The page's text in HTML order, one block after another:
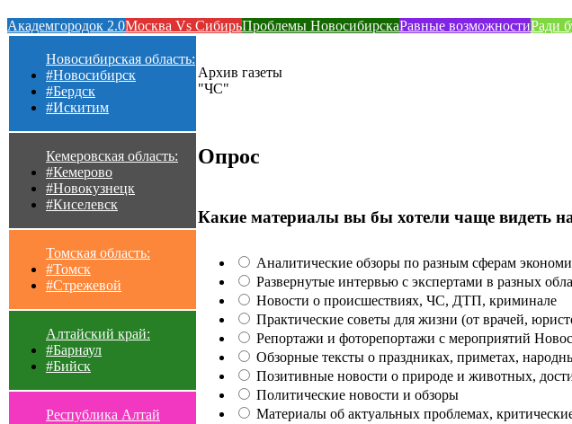
Академгородок 2.0Москва Vs СибирьПроблемы НовосибирскаРавные возможностиРади
Новосибирская область:
#Новосибирск
#Бердск
#Искитим
Кемеровская область:
#Кемерово
#Новокузнецк
#Киселевск
Томская область:
#Томск
#Стрежевой
Алтайский край:
#Барнаул
#Бийск
Республика Алтай
Архив газеты
"ЧС"
Опрос
Какие материалы вы бы хотели чаще
Аналитические обзоры по разным сферам
Развернутые интервью с экспертами в разных
Новости о происшествиях, ЧС, ДТП, криминале
Практические советы для жизни (от врачей,
Репортажи и фоторепортажи с мероприятий
Обзорные тексты о праздниках, приметах,
Позитивные новости о природе и животных,
Политические новости и обзоры
Материалы об актуальных проблемах,